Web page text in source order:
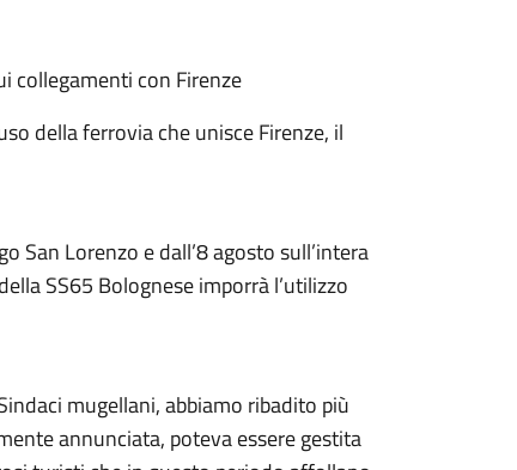
collegamenti con Firenze
della ferrovia che unisce Firenze, il
San Lorenzo e dall’8 agosto sull’intera
SS65 Bolognese imporrà l’utilizzo
mugellani, abbiamo ribadito più
annunciata, poteva essere gestita